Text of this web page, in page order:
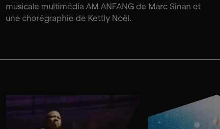
musicale multimédia AM ANFANG de Marc Sinan et
une chorégraphie de Kettly Noël.